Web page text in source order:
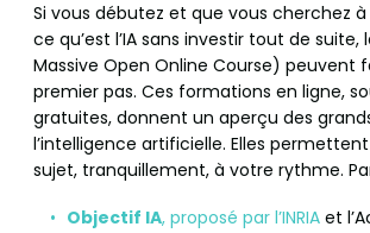
Si vous débutez et que vous cherchez
ce qu’est l’IA sans investir tout de suite,
Massive Open Online Course) peuvent
premier pas. Ces formations en ligne,
gratuites, donnent un aperçu des
l’intelligence artificielle. Elles permettent
sujet, tranquillement, à votre rythme.
Objectif IA, proposé par l’INRIA et